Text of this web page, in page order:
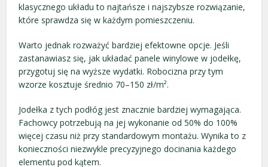
klasycznego układu to najtańsze i najszybsze rozwiązanie,
które sprawdza się w każdym pomieszczeniu.
Warto jednak rozważyć bardziej efektowne opcje. Jeśli
zastanawiasz się, jak układać panele winylowe w jodełkę,
przygotuj się na wyższe wydatki. Robocizna przy tym
wzorze kosztuje średnio 70–150 zł/m².
Jodełka z tych podłóg jest znacznie bardziej wymagająca.
Fachowcy potrzebują na jej wykonanie od 50% do 100%
więcej czasu niż przy standardowym montażu. Wynika to z
konieczności niezwykle precyzyjnego docinania każdego
elementu pod kątem.